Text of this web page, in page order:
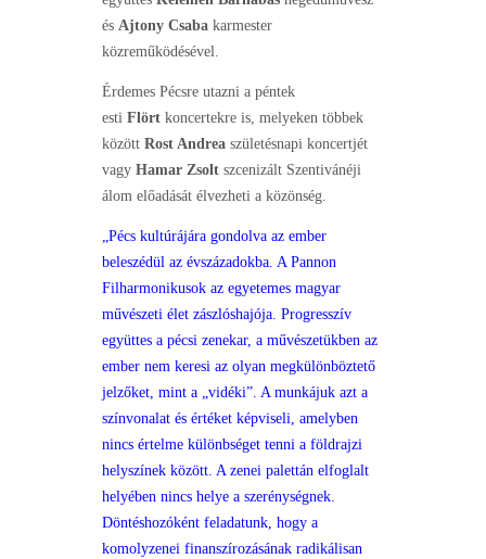
és Ajtony Csaba karmester
közreműködésével.
Érdemes Pécsre utazni a péntek
esti Flört koncertekre is, melyeken többek
között Rost Andrea születésnapi koncertjét
vagy Hamar Zsolt szcenizált Szentivánéji
álom előadását élvezheti a közönség.
„Pécs kultúrájára gondolva az ember
beleszédül az évszázadokba. A Pannon
Filharmonikusok az egyetemes magyar
művészeti élet zászlóshajója. Progresszív
együttes a pécsi zenekar, a művészetükben az
ember nem keresi az olyan megkülönböztető
jelzőket, mint a „vidéki”. A munkájuk azt a
színvonalat és értéket képviseli, amelyben
nincs értelme különbséget tenni a földrajzi
helyszínek között. A zenei palettán elfoglalt
helyében nincs helye a szerénységnek.
Döntéshozóként feladatunk, hogy a
komolyzenei finanszírozásának radikálisan